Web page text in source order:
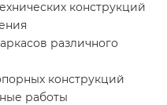
конструкций
различного
конструкций
работы